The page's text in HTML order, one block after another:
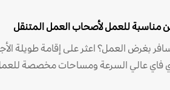
مناسبة للعمل لأصحاب العمل المتنقل
بغرض العمل؟ اعثر على إقامة طويلة
فاي عالي السرعة ومساحات مخصصة